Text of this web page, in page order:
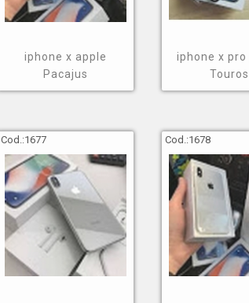
iphone x apple
Pacajus
iphone x pro
Touros
Cod.:1677 Cod.:1678